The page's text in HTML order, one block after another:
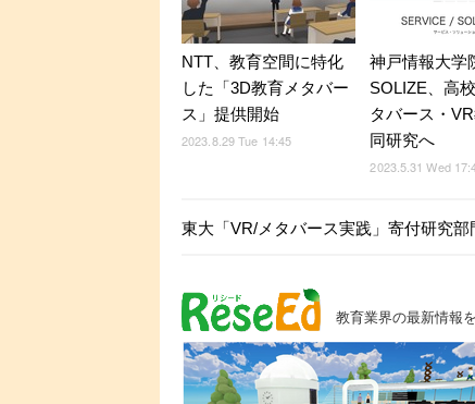
NTT、教育空間に特化
した「3D教育メタバー
ス」提供開始
2023.8.29 Tue 14:45
神戸情報大学
SOLIZE、高
タバース・
同研究へ
2023.5.31 Wed
東大「VR/メタバース実践」寄付研究部
教育業界の最新情報